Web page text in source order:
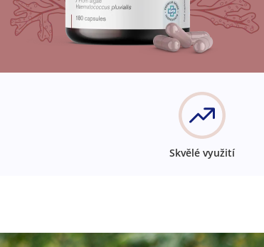
Skvělé využití